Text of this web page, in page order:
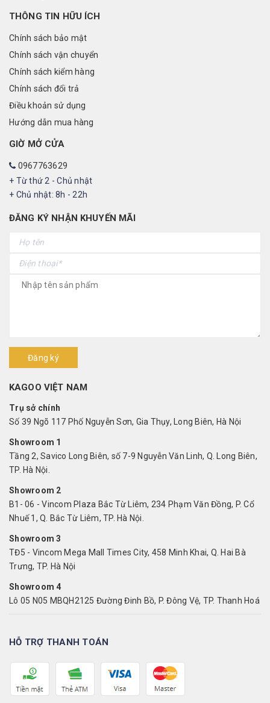
THÔNG TIN HỮU ÍCH
Chính sách bảo mật
Chính sách vận chuyển
Chính sách kiểm hàng
Chính sách đổi trả
Điều khoản sử dụng
Hướng dẫn mua hàng
GIỜ MỞ CỬA
0967763629
+ Từ thứ 2 - Chủ nhật
+ Chủ nhật: 8h - 22h
ĐĂNG KÝ NHẬN KHUYẾN MÃI
Đăng ký
KAGOO VIỆT NAM
Trụ sở chính
Số 39 Ngõ 117 Phố Nguyễn Sơn, Gia Thụy, Long Biên, Hà Nội
Showroom 1
Tầng 2, Savico Long Biên, số 7-9 Nguyễn Văn Linh, Q. Long Biên,
TP. Hà Nội.
Showroom 2
B1- 06 - Vincom Plaza Bắc Từ Liêm, 234 Phạm Văn Đồng, P. Cổ
Nhuế 1, Q. Bắc Từ Liêm, TP. Hà Nội.
Showroom 3
TĐ5 - Vincom Mega Mall Times City, 458 Minh Khai, Q. Hai Bà
Trưng, TP. Hà Nội
Showroom 4
Lô 05 N05 MBQH2125 Đường Đinh Bồ, P. Đông Vệ, TP. Thanh Hoá
HỖ TRỢ THANH TOÁN